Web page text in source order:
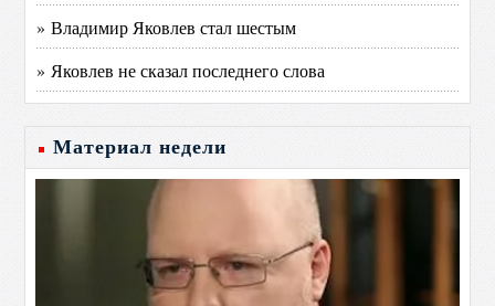
» Владимир Яковлев стал шестым
» Яковлев не сказал последнего слова
Материал недели